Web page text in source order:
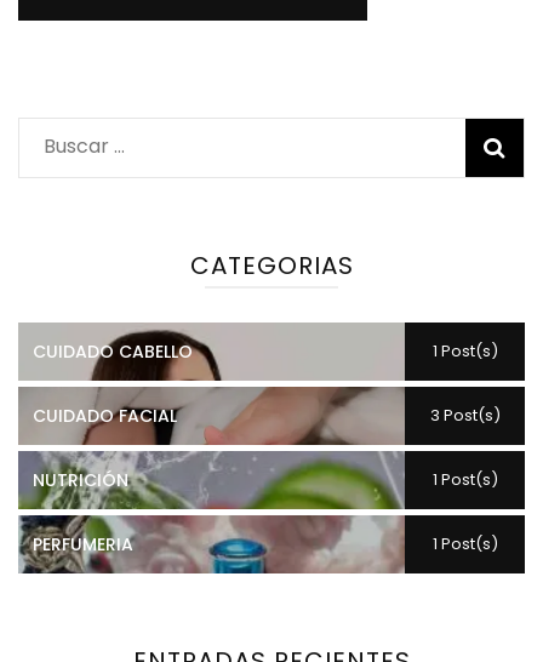
Buscar:
CATEGORIAS
CUIDADO CABELLO 1 Post(s)
CUIDADO FACIAL 3 Post(s)
NUTRICIÓN 1 Post(s)
PERFUMERIA 1 Post(s)